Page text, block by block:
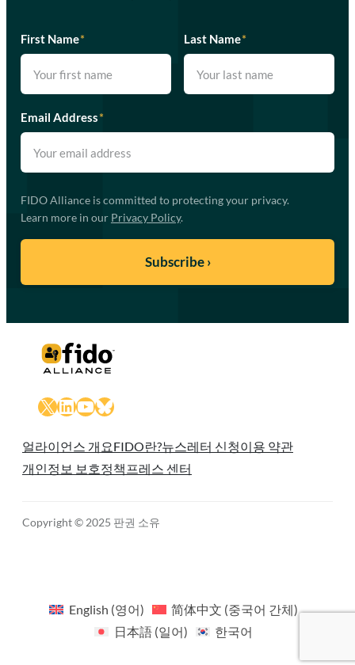
First Name* Last Name*
Email Address*
FIDO Alliance is committed to protecting your privacy.
Learn more in our Privacy Policy.
X LinkedIn
YouTube
Bluesky
얼라이언스 개요FIDO란?뉴스레터 신청이용 약관
개인정보 보호정책 프레스 센터
Copyright © 2025 판권 소유
English (영어) 简体中文 (중국어 간체)
日本語(일어) 한국어